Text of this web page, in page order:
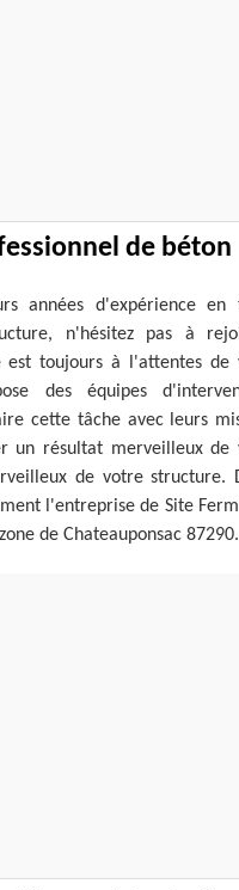
de béton
années d'expérience en
n'hésitez pas à
est toujours à l'attentes de
des équipes
cette tâche avec leurs
un résultat merveilleux de
de votre structure.
l'entreprise de Site
de Chateauponsac 87290.